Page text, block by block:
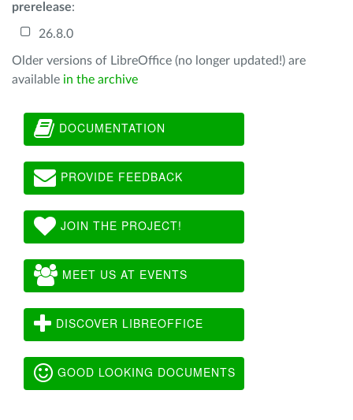
prerelease:
26.8.0
Older versions of LibreOffice (no longer updated!) are
available in the archive
DOCUMENTATION
PROVIDE FEEDBACK
JOIN THE PROJECT!
MEET US AT EVENTS
DISCOVER LIBREOFFICE
GOOD LOOKING DOCUMENTS